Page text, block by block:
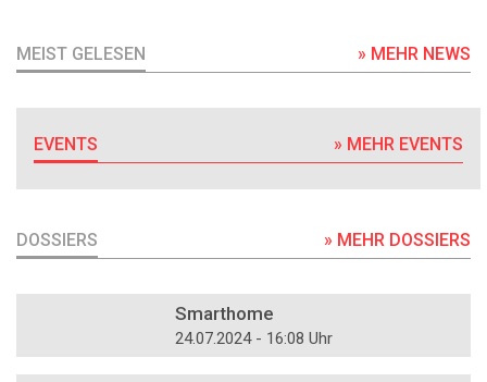
MEIST GELESEN » MEHR NEWS
EVENTS » MEHR EVENTS
DOSSIERS » MEHR DOSSIERS
Smarthome
24.07.2024 - 16:08 Uhr